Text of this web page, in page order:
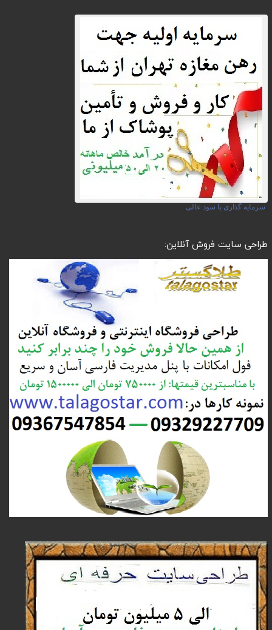
سرمایه گذاری با سود عالی
طراحی سایت فروش آنلاین: